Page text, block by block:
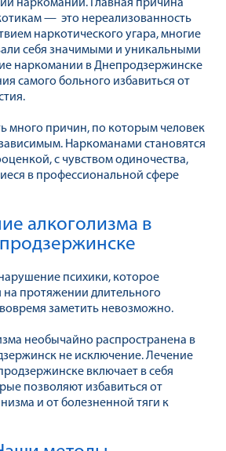
наркомании. Главная причина
— это нереализованность
наркотического угара, многие
себя значимыми и уникальными
наркомании в Днепродзержинске
самого больного избавиться от
много причин, по которым человек
Наркоманами становятся
с чувством одиночества,
в профессиональной сфере
алкоголизма в
психики, которое
протяжении длительного
заметить невозможно.
необычайно распространена в
не исключение. Лечение
включает в себя
позволяют избавиться от
и от болезненной тяги к